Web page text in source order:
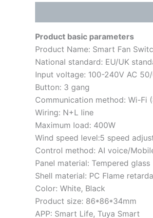
Product basic parameters
Product Name: Smart Fan
National standard: EU/UK
Input voltage: 100-240V AC
Button: 3 gang
Communication method: Wi-Fi
Wiring: N+L line
Maximum load: 400W
Wind speed level:5 speed
Control method: AI voice/
Panel material: Tempered glass
Shell material: PC Flame
Color: White, Black
Product size: 86*86*34mm
APP: Smart Life, Tuya Smart